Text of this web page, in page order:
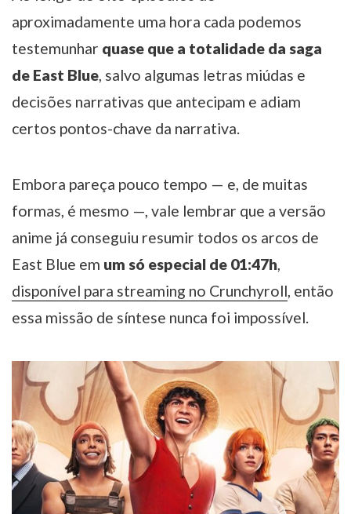
aproximadamente uma hora cada podemos
testemunhar quase que a totalidade da saga
de East Blue, salvo algumas letras miúdas e
decisões narrativas que antecipam e adiam
certos pontos-chave da narrativa.
Embora pareça pouco tempo — e, de muitas
formas, é mesmo —, vale lembrar que a versão
anime já conseguiu resumir todos os arcos de
East Blue em um só especial de 01:47h,
disponível para streaming no Crunchyroll, então
essa missão de síntese nunca foi impossível.